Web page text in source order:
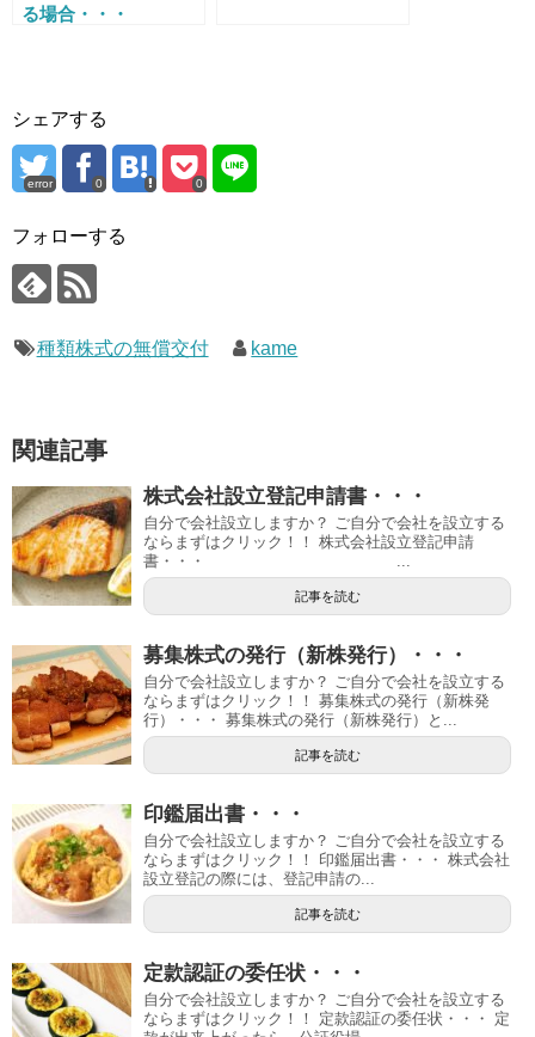
る場合・・・
シェアする
error 0 0
フォローする
種類株式の無償交付 kame
関連記事
株式会社設立登記申請書・・・
自分で会社設立しますか？ ご自分で会社を設立する
ならまずはクリック！！ 株式会社設立登記申請
書・・・ ...
記事を読む
募集株式の発行（新株発行）・・・
自分で会社設立しますか？ ご自分で会社を設立する
ならまずはクリック！！ 募集株式の発行（新株発
行）・・・ 募集株式の発行（新株発行）と...
記事を読む
印鑑届出書・・・
自分で会社設立しますか？ ご自分で会社を設立する
ならまずはクリック！！ 印鑑届出書・・・ 株式会社
設立登記の際には、登記申請の...
記事を読む
定款認証の委任状・・・
自分で会社設立しますか？ ご自分で会社を設立する
ならまずはクリック！！ 定款認証の委任状・・・ 定